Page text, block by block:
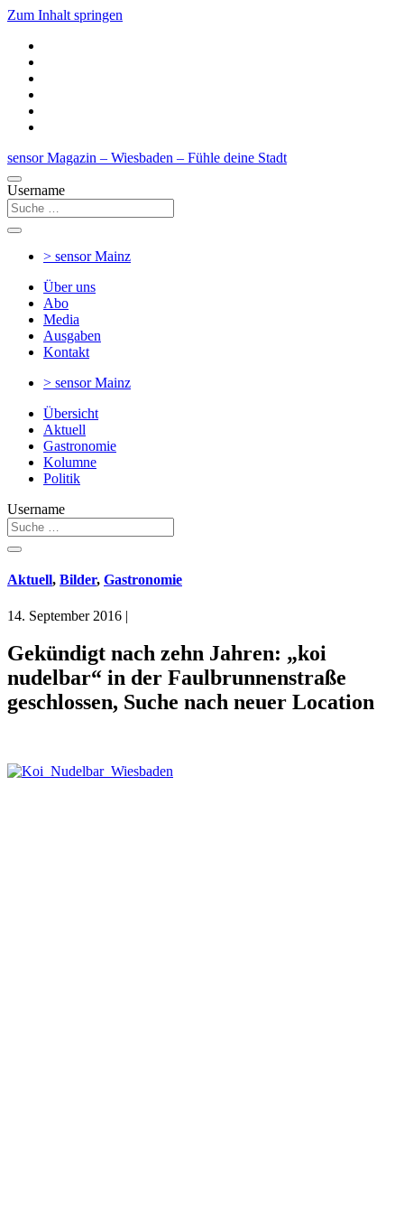
Zum Inhalt springen
sensor Magazin – Wiesbaden – Fühle deine Stadt
Username
> sensorMainz
Über uns
Abo
Media
Ausgaben
Kontakt
> sensorMainz
Übersicht
Aktuell
Gastronomie
Kolumne
Politik
Username
Aktuell, Bilder, Gastronomie
14. September 2016 |
Gekündigt nach zehn Jahren: „koi
nudelbar“ in der Faulbrunnenstraße
geschlossen, Suche nach neuer Location